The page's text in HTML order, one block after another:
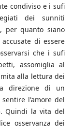
condiviso e i sufi
dei sunniti
per quanto siano
di essere
che i sufi
assomiglia al
alla lettura dei
direzione di un
l'amore del
. Quindi la vita del
osservanza dei